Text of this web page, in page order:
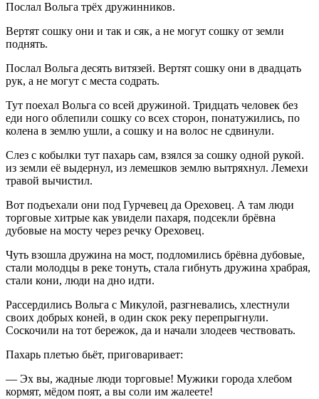
Послал Вольга трёх дружинников.
Вертят сошку они и так и сяк, а не могут сошку от земли
поднять.
Послал Вольга десять витязей. Вертят сошку они в двадцать
рук, а не могут с места содрать.
Тут поехал Вольга со всей дружиной. Тридцать человек без
еди ного облепили сошку со всех сторон, понатужились, по
колена в землю ушли, а сошку и на волос не сдвинули.
Слез с кобылки тут пахарь сам, взялся за сошку одной рукой.
из земли её выдернул, из лемешков землю вытряхнул. Лемехи
травой вычистил.
Вот подъехали они под Гурчевец да Ореховец. А там люди
торговые хитрые как увидели пахаря, подсекли брёвна
дубовые на мосту через речку Ореховец.
Чуть взошла дружина на мост, подломились брёвна дубовые,
стали молодцы в реке тонуть, стала гибнуть дружина храбрая,
стали кони, люди на дно идти.
Рассердились Вольга с Микулой, разгневались, хлестнули
своих добрых коней, в один скок реку перепрыгнули.
Соскочили на тот бережок, да и начали злодеев чествовать.
Пахарь плетью бьёт, приговаривает:
— Эх вы, жадные люди торговые! Мужики города хлебом
кормят, мёдом поят, а вы соли им жалеете!